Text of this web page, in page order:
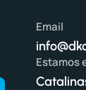
Email
Estamos